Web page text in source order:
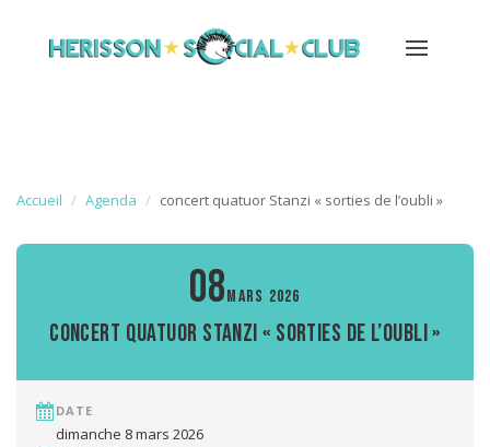
Accueil Agenda concert quatuor Stanzi « sorties de l’oubli »
08MARS 2026
concert quatuor Stanzi « sorties de l’oubli »
DATE
dimanche 8 mars 2026